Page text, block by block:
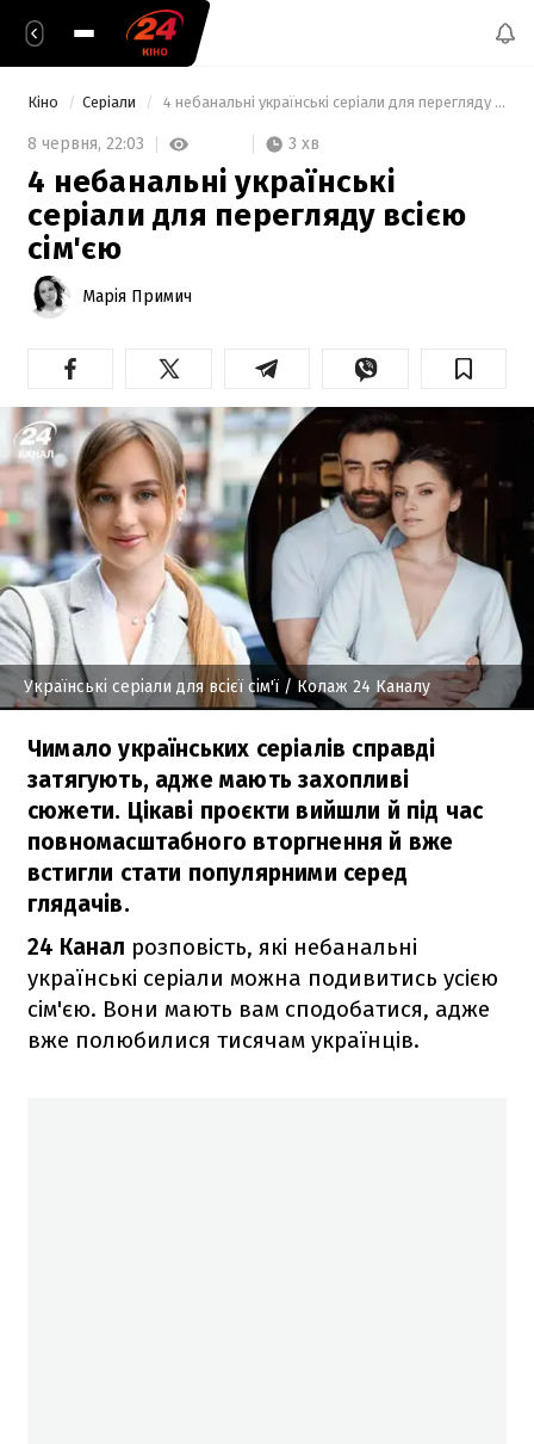
Кіно Серіали 4 небанальні українські серіали для перегляду всією сім'єю
8 червня, 22:03 3 хв
4 небанальні українські
серіали для перегляду всією
сім'єю
Марія Примич
Українські серіали для всієї сім'ї / Колаж 24 Каналу
Чимало українських серіалів справді
затягують, адже мають захопливі
сюжети. Цікаві проєкти вийшли й під час
повномасштабного вторгнення й вже
встигли стати популярними серед
глядачів.
24 Канал розповість, які небанальні
українські серіали можна подивитись усією
сім'єю. Вони мають вам сподобатися, адже
вже полюбилися тисячам українців.